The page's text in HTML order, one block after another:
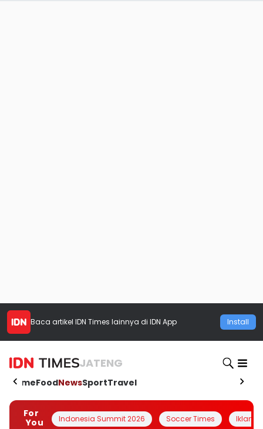
Baca artikel IDN Times lainnya di IDN App Install
JATENG
HomeFoodNewsSportTravel
For
You
Indonesia Summit 2026 Soccer Times Iklanin